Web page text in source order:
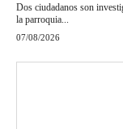
Dos ciudadanos son
la parroquia...
07/08/2026